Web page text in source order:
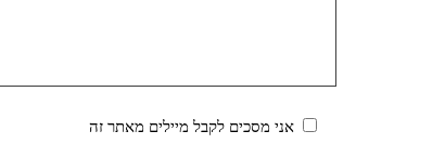
אני מסכים לקבל מיילים מאתר זה